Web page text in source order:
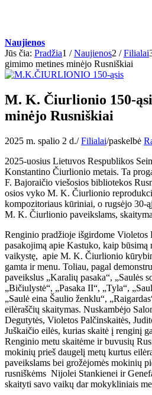
Naujienos
Jūs čia: Pradžia1 / Naujienos2 / Filialai
gimimo metines minėjo Rusniškiai
M. K. Čiurlionio 150-
minėjo Rusniškiai
2025 m. spalio 2 d./ Filialai/paskelbė
2025-uosius Lietuvos Respublikos
Konstantino Čiurlionio metais. Ta
F. Bajoraičio viešosios bibliotekos
osios vyko M. K. Čiurlionio
kompozitoriaus kūriniai, o rugsėjo 30-
M. K. Čiurlionio paveikslams,
Renginio pradžioje išgirdome Violetos
pasakojimą apie Kastuko, kaip
vaikystę, apie M. K. Čiurlionio
gamta ir menu. Toliau, pagal
paveikslus „Karalių pasaka“, „Saulės
„Bičiulystė“, „Pasaka II“, „Tyla“,
„Saulė eina Šaulio ženklu“,
eilėraščių skaitymas. Nuskambėjo
Degutytės, Violetos Palčinskaitės,
Juškaičio eilės, kurias skaitė į renginį
Renginio metu skaitėme ir buvusių
mokinių prieš daugelį metų kurtus
paveikslams bei grožėjomės mokinių
rusniškėms Nijolei Stankienei ir
skaityti savo vaikų dar mokykliniais